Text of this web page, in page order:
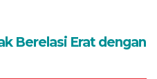
Berelasi Erat dengan